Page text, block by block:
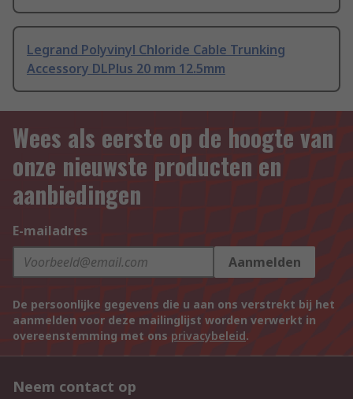
Legrand Polyvinyl Chloride Cable Trunking
Accessory DLPlus 20 mm 12.5mm
Wees als eerste op de hoogte van
onze nieuwste producten en
aanbiedingen
E-mailadres
Aanmelden
De persoonlijke gegevens die u aan ons verstrekt bij het
aanmelden voor deze mailinglijst worden verwerkt in
overeenstemming met ons privacybeleid.
Neem contact op